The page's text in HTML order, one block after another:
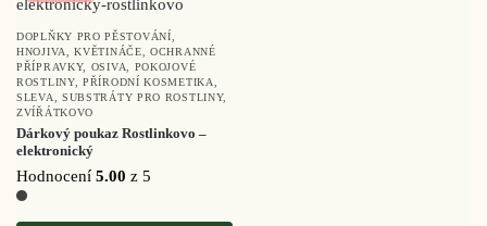
DOPLŇKY PRO PĚSTOVÁNÍ
HNOJIVA
,KVĚTINÁČE ,OCHRANNÉ
PŘÍPRAVKY, OSIVA
POKOJOVÉ
ROSTLINY,PŘÍRODNÍ KOSMETIKA
SLEVA
SUBSTRÁTY PRO ROSTLINY,
ZVÍŘÁTKOVO
Dárkový poukaz Rostlinkovo –
elektronický
Hodnocení 5.00 z 5